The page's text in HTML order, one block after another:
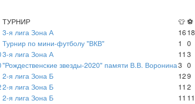
ТУРНИР 👕 ⚽
3-я лига Зона А 16 18
Турнир по мини-футболу "ВКВ" 1 0
3-я лига Зона А 11 3
"Рождественские звезды-2020" памяти В.В. Воронина3 0
2-я лига Зона Б 129
2-я лига Зона Б 11 2
2-я лига Зона Б 11 11